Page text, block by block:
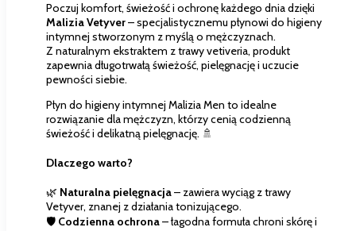
Poczuj komfort, świeżość i ochronę każdego dnia dzięki
Malizia Vetyver– specjalistycznemu płynowi do higieny
intymnej stworzonym z myślą o mężczyznach.
Z naturalnym ekstraktem z trawy vetiveria, produkt
zapewnia długotrwałą świeżość, pielęgnację i uczucie
pewności siebie.
Płyn do higieny intymnej Malizia Men to idealne
rozwiązanie dla mężczyzn, którzy cenią codzienną
świeżość i delikatną pielęgnację. 🚿
Dlaczego warto?
🌿 Naturalna pielęgnacja– zawiera wyciąg z trawy
Vetyver, znanej z działania tonizującego.
🛡️ Codzienna ochrona– łagodna formuła chroni skórę i